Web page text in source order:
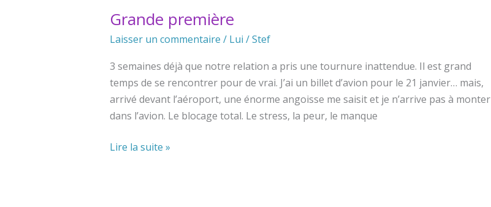
Grande première
Laisser un commentaire / Lui /Stef
3 semaines déjà que notre relation a pris une tournure inattendue. Il est grand
temps de se rencontrer pour de vrai. J’ai un billet d’avion pour le 21 janvier… mais,
arrivé devant l’aéroport, une énorme angoisse me saisit et je n’arrive pas à monter
dans l’avion. Le blocage total. Le stress, la peur, le manque
Grande
Lire la suite »